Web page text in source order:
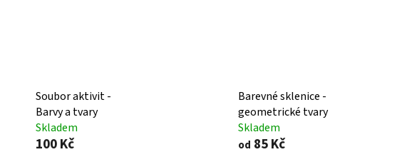
Soubor aktivit -
Barvy a tvary
Skladem
100 Kč
Barevné sklenice -
geometrické tvary
Skladem
od 85 Kč